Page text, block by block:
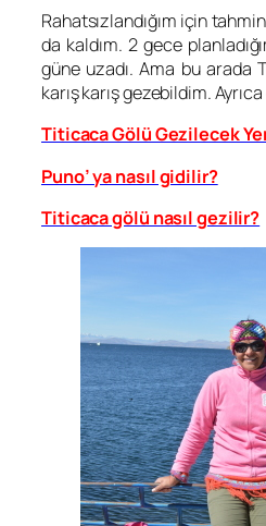
Rahatsızlandığım için
da kaldım. 2 gece
güne uzadı. Ama bu arada
karış karış gezebildim.
Titicaca Gölü Gezilecek
Puno’ ya nasıl gidilir?
Titicaca gölü nasıl gezilir?